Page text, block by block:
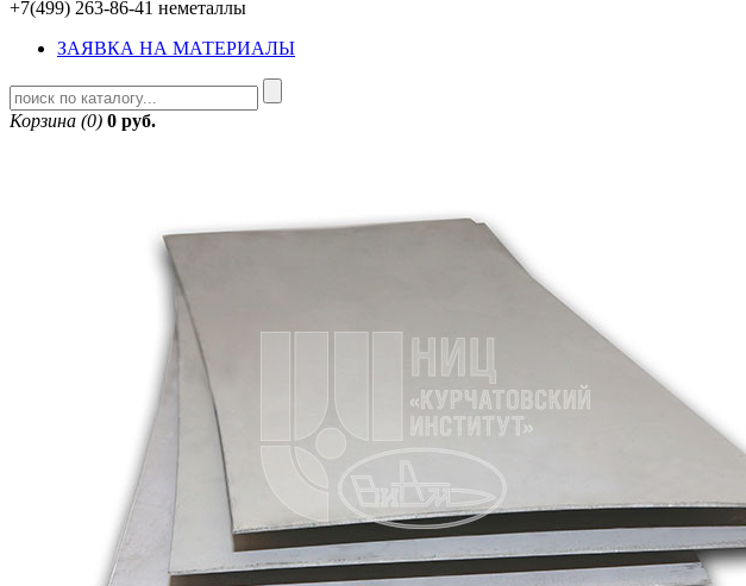
+7(499) 263-86-41 неметаллы
ЗАЯВКА НА МАТЕРИАЛЫ
Корзина (0) 0 руб.